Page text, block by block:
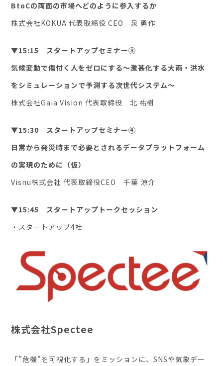
BtoCの両面の市場へどのように参入するか
株式会社KOKUA 代表取締役 CEO 泉 勇作
▼15:15 スタートアップセミナー③
気候変動で傷付く人をゼロにする〜激甚化する大雨・洪水
をシミュレーションで予測する次世代システム〜
株式会社Gaia Vision 代表取締役 北 祐樹
▼15:30 スタートアップセミナー④
日常から発災時まで必要とされるデータプラットフォーム
の実現のために（仮）
Visnu株式会社 代表取締役CEO 千葉 涼介
▼15:45 スタートアップトークセッション
・スタートアップ4社
株式会社Spectee
「”危機”を可視化する」をミッションに、SNSや気象デー